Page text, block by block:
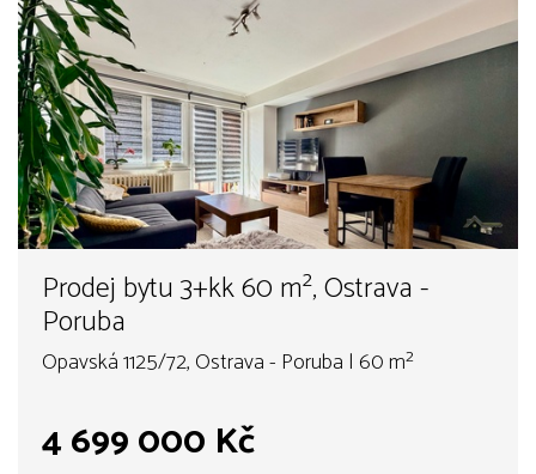
Prodej bytu 3+kk 60 m², Ostrava -
Poruba
Opavská 1125/72, Ostrava - Poruba | 60 m²
4 699 000 Kč